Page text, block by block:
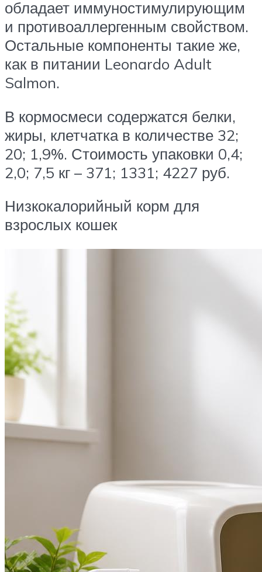
обладает иммуностимулирующим
и противоаллергенным свойством.
Остальные компоненты такие же,
как в питании Leonardo Adult
Salmon.
В кормосмеси содержатся белки,
жиры, клетчатка в количестве 32;
20; 1,9%. Стоимость упаковки 0,4;
2,0; 7,5 кг – 371; 1331; 4227 руб.
Низкокалорийный корм для
взрослых кошек